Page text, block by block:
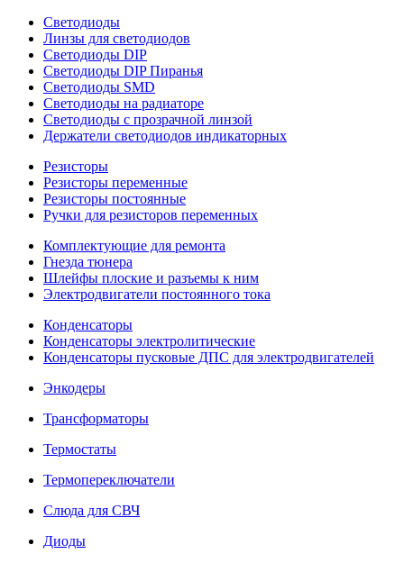
Светодиоды
Линзы для светодиодов
Светодиоды DIP
Светодиоды DIP Пиранья
Светодиоды SMD
Светодиоды на радиаторе
Светодиоды с прозрачной линзой
Держатели светодиодов индикаторных
Резисторы
Резисторы переменные
Резисторы постоянные
Ручки для резисторов переменных
Комплектующие для ремонта
Гнезда тюнера
Шлейфы плоские и разъемы к ним
Электродвигатели постоянного тока
Конденсаторы
Конденсаторы электролитические
Конденсаторы пусковые ДПС для электродвигателей
Энкодеры
Трансформаторы
Термостаты
Термопереключатели
Слюда для СВЧ
Диоды